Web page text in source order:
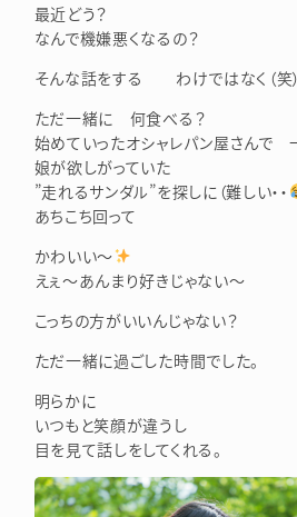
最近どう？
なんで機嫌悪くなるの？
そんな話をする わけではなく（笑）
ただ一緒に 何食べる？
始めていったオシャレパン屋さんで
娘が欲しがっていた
”走れるサンダル”を探しに（難しい・・
あちこち回って
かわいい～
えぇ～あんまり好きじゃない～
こっちの方がいいんじゃない？
ただ一緒に過ごした時間でした。
明らかに
いつもと笑顔が違うし
目を見て話しをしてくれる。